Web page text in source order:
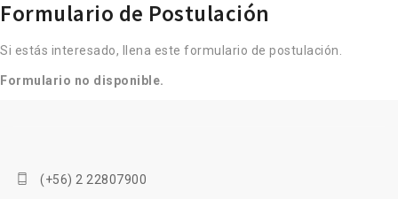
Formulario de Postulación
Si estás interesado, llena este formulario de postulación.
Formulario no disponible.
(+56) 2 22807900